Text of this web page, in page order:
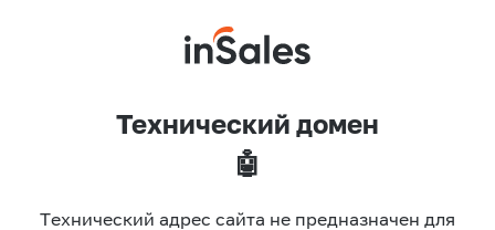
Технический домен
🤖
Технический адрес сайта не предназначен для